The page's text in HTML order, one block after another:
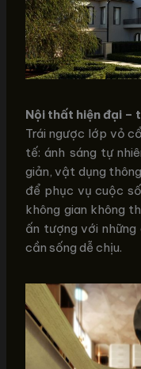
Nội thất hiện đại –
Trái ngược lớp vỏ
tế: ánh sáng tự
giản, vật dụng
để phục vụ cuộc
không gian không
ấn tượng với
cần sống dễ chịu.